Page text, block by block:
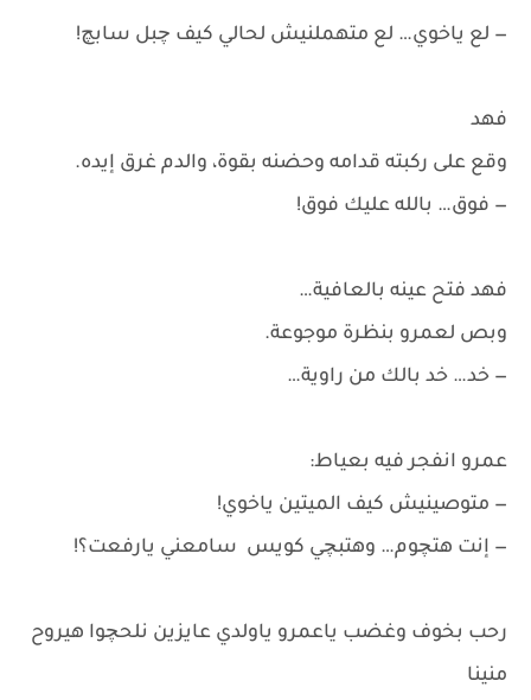
— لع ياخوي… لع متهملنيش لحالي كيف چبل سابچ!
فهد
وقع على ركبته قدامه وحضنه بقوة، والدم غرق إيده.
— فوق… بالله عليك فوق!
فهد فتح عينه بالعافية…
وبص لعمرو بنظرة موجوعة.
— خد… خد بالك من راوية…
عمرو انفجر فيه بعياط:
— متوصينيش كيف الميتين ياخوي!
— إنت هتچوم… وهتبچي كويس سامعني يارفعت؟!
رحب بخوف وغضب ياعمرو ياولدي عايزين نلحچوا هيروح
منينا